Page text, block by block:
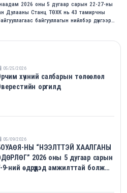
2026 оны 5 дугаар сарын 22-27-ны
Дулааны Станц ТӨХК нь 43 тамирчны
байгууллагын нийлбэр дүнгээр
05/25/2026
хүчний салбарын төлөөлөл
оргилд
05/09/2026
НЫ “НЭЭЛТТЭЙ ХААЛГАНЫ
2026 оны 5 дугаар сарын
9-ний өдрүүдэд амжилттай болж